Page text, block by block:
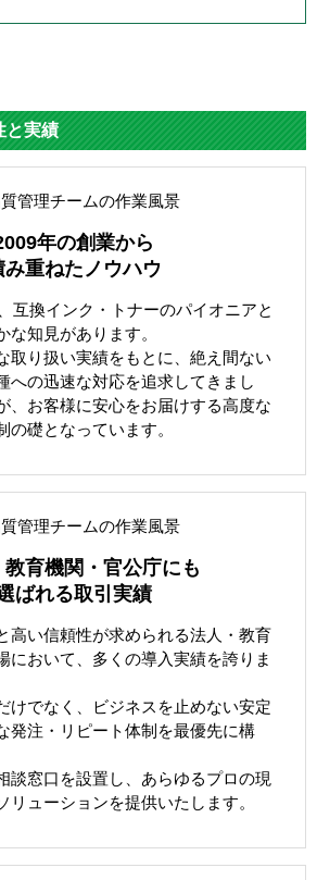
と実績
年の創業から
み重ねたノウハウ
互換インク・トナーのパイオニアと
な知見があります。
取り扱い実績をもとに、絶え間ない
への迅速な対応を追求してきまし
、お客様に安心をお届けする高度な
の礎となっています。
教育機関・官公庁にも
ばれる取引実績
高い信頼性が求められる法人・教育
において、多くの導入実績を誇りま
けでなく、ビジネスを止めない安定
発注・リピート体制を最優先に構
談窓口を設置し、あらゆるプロの現
リューションを提供いたします。